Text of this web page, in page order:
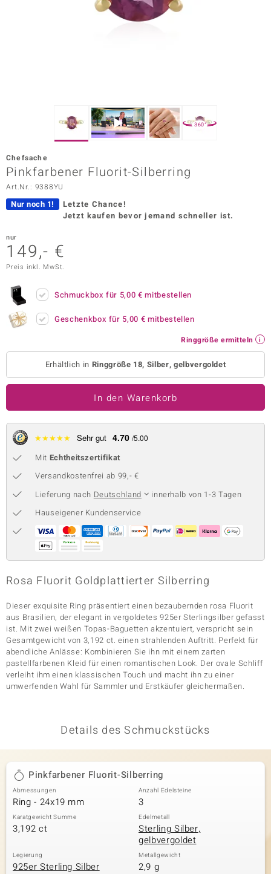
Vogue
Collection
BY DE MELO
Collection
Classics
360°
Chefsache
Pinkfarbener Fluorit-Silberring
Art.Nr.: 9388YU
Nur noch 1!
Letzte Chance!
Jetzt kaufen bevor jemand schneller ist.
nur
149,- €
Preis inkl. MwSt.
Schmuckbox für 5,00 € mitbestellen
Geschenkbox für 5,00 € mitbestellen
Ringgröße ermitteln
Erhältlich in Ringgröße 18, Silber, gelbvergoldet
In den Warenkorb
★★★★★ Sehr gut 4.70 /5.00
Mit Echtheitszertifikat
Versandkostenfrei ab 99,- €
Lieferung nach Deutschland
innerhalb von 1-3 Tagen
Hauseigener Kundenservice
Rosa Fluorit Goldplattierter Silberring
Dieser exquisite Ring präsentiert einen bezaubernden rosa Fluorit
aus Brasilien, der elegant in vergoldetes 925er Sterlingsilber gefasst
ist. Mit zwei weißen Topas-Baguetten akzentuiert, verspricht sein
Gesamtgewicht von 3,192 ct. einen strahlenden Auftritt. Perfekt für
abendliche Anlässe: Kombinieren Sie ihn mit einem zarten
pastellfarbenen Kleid für einen romantischen Look. Der ovale Schliff
verleiht ihm einen klassischen Touch und macht ihn zu einer
umwerfenden Wahl für Sammler und Erstkäufer gleichermaßen.
Details des Schmuckstücks
Pinkfarbener Fluorit-Silberring
Abmessungen
Ring - 24x19 mm
Anzahl Edelsteine
3
Karatgewicht Summe
3,192 ct
Edelmetall
Sterling Silber,
gelbvergoldet
Legierung
925er Sterling Silber
Metallgewicht
2,9 g